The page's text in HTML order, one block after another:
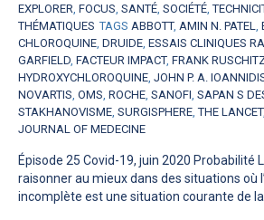
EXPLORER, FOCUS, SANTÉ, SOCIÉTÉ,
THÉMATIQUES TAGS ABBOTT, AMIN N. PATEL,
CHLOROQUINE, DRUIDE, ESSAIS CLINIQUES
GARFIELD, FACTEUR IMPACT, FRANK
HYDROXYCHLOROQUINE, JOHN P. A.
NOVARTIS, OMS, ROCHE, SANOFI, SAPAN S
STAKHANOVISME, SURGISPHERE,THE LANCET
JOURNAL OF MEDECINE
Épisode 25 Covid-19, juin 2020 Probabilité
raisonner au mieux dans des situations où
incomplète est une situation courante de